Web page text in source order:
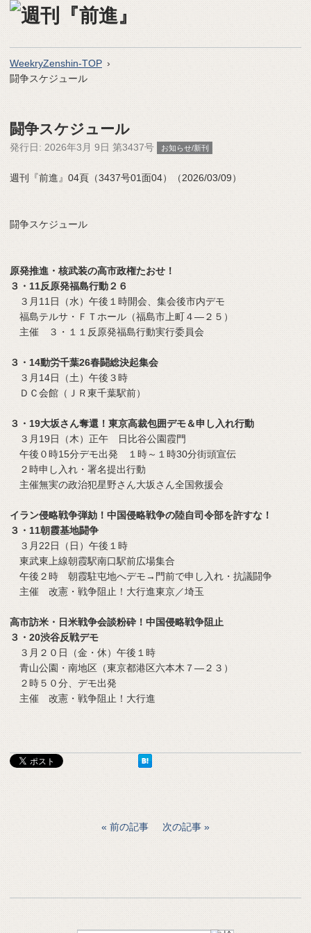
WeekryZenshin-TOP
闘争スケジュール
闘争スケジュール
発行日: 2026年3月 9日 第3437号 お知らせ/新刊
週刊『前進』04頁（3437号01面04）（2026/03/09）
闘争スケジュール
原発推進・核武装の高市政権たおせ！
３・11反原発福島行動２６
３月11日（水）午後１時開会、集会後市内デモ
福島テルサ・ＦＴホール（福島市上町４―２５）
主催 ３・１１反原発福島行動実行委員会
３・14動労千葉26春闘総決起集会
３月14日（土）午後３時
ＤＣ会館（ＪＲ東千葉駅前）
３・19大坂さん奪還！東京高裁包囲デモ＆申し入れ行動
３月19日（木）正午 日比谷公園霞門
午後０時15分デモ出発 １時～１時30分街頭宣伝
２時申し入れ・署名提出行動
主催無実の政治犯星野さん大坂さん全国救援会
イラン侵略戦争弾劾！中国侵略戦争の陸自司令部を許すな！
３・11朝霞基地闘争
３月22日（日）午後１時
東武東上線朝霞駅南口駅前広場集合
午後２時 朝霞駐屯地へデモ→門前で申し入れ・抗議闘争
主催 改憲・戦争阻止！大行進東京／埼玉
高市訪米・日米戦争会談粉砕！中国侵略戦争阻止
３・20渋谷反戦デモ
３月２０日（金・休）午後１時
青山公園・南地区（東京都港区六本木７―２３）
２時５０分、デモ出発
主催 改憲・戦争阻止！大行進
前の記事 次の記事